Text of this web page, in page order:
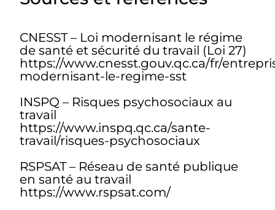
CNESST – Loi modernisant le régime
de santé et sécurité du travail (Loi 27)
https://www.cnesst.gouv.qc.ca/fr/
modernisant-le-regime-sst
INSPQ – Risques psychosociaux au
travail
https://www.inspq.qc.ca/sante-
travail/risques-psychosociaux
RSPSAT – Réseau de santé publique
en santé au travail
https://www.rspsat.com/